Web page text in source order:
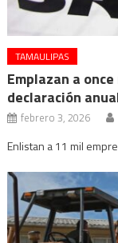
TAMAULIPAS
Emplazan a
declaración
febrero 3, 2026
Enlistan a 11 mil